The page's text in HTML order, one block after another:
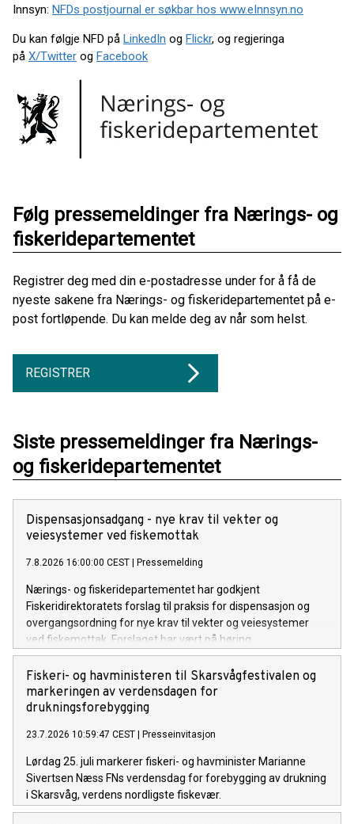
Innsyn: NFDs postjournal er søkbar hos www.eInnsyn.no
Du kan følgje NFD på LinkedIn og Flickr, og regjeringa
på X/Twitter og Facebook
Følg pressemeldinger fra Nærings- og
fiskeridepartementet
Registrer deg med din e-postadresse under for å få de
nyeste sakene fra Nærings- og fiskeridepartementet på e-
post fortløpende. Du kan melde deg av når som helst.
REGISTRER
Siste pressemeldinger fra Nærings-
og fiskeridepartementet
Dispensasjonsadgang - nye krav til vekter og
veiesystemer ved fiskemottak
7.8.2026 16:00:00 CEST | Pressemelding
Nærings- og fiskeridepartementet har godkjent
Fiskeridirektoratets forslag til praksis for dispensasjon og
overgangsordning for nye krav til vekter og veiesystemer
ved fiskemottak. Forslaget har vært på høring.
Fiskeri- og havministeren til Skarsvågfestivalen og
markeringen av verdensdagen for
drukningsforebygging
23.7.2026 10:59:47 CEST | Presseinvitasjon
Lørdag 25. juli markerer fiskeri- og havminister Marianne
Sivertsen Næss FNs verdensdag for forebygging av drukning
i Skarsvåg, verdens nordligste fiskevær.